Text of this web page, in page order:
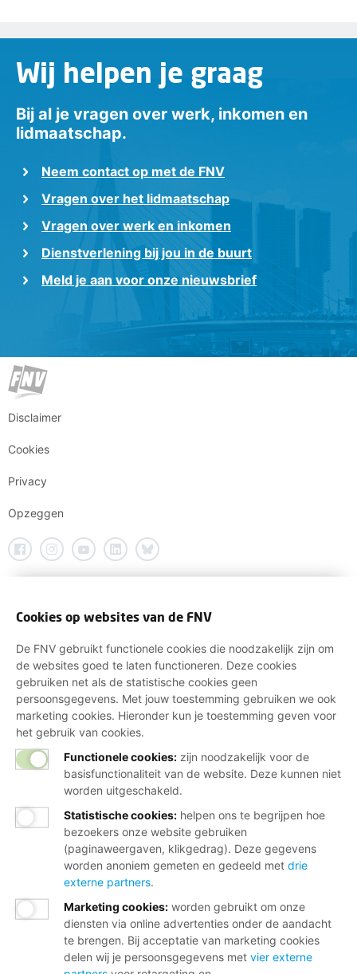
Wij helpen je graag
Bij al je vragen over werk, inkomen en
lidmaatschap.
Neem contact op met de FNV
Vragen over het lidmaatschap
Vragen over werk en inkomen
Dienstverlening bij jou in de buurt
Meld je aan voor onze nieuwsbrief
Disclaimer
Cookies
Privacy
Opzeggen
Cookies op websites van de FNV
De FNV gebruikt functionele cookies die noodzakelijk zijn om
de websites goed te laten functioneren. Deze cookies
gebruiken net als de statistische cookies geen
persoonsgegevens. Met jouw toestemming gebruiken we ook
marketing cookies. Hieronder kun je toestemming geven voor
het gebruik van cookies.
Functionele cookies: zijn noodzakelijk voor de
basisfunctionaliteit van de website. Deze kunnen niet
worden uitgeschakeld.
Statistische cookies: helpen ons te begrijpen hoe
bezoekers onze website gebruiken
(paginaweergaven, klikgedrag). Deze gegevens
worden anoniem gemeten en gedeeld met drie
externe partners.
Marketing cookies: worden gebruikt om onze
diensten via online advertenties onder de aandacht
te brengen. Bij acceptatie van marketing cookies
delen wij je persoonsgegevens met vier externe